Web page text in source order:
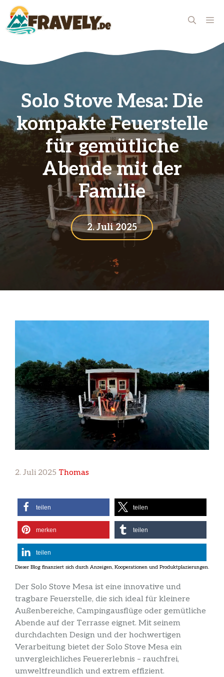
Zum
Inhalt
springen
Solo Stove Mesa: Die
kompakte Feuerstelle
für gemütliche
Abende mit der
Familie
2. Juli 2025
2. Juli 2025 Thomas
teilen teilen
merken teilen
teilen
Der Solo Stove Mesa ist eine innovative und
tragbare Feuerstelle, die sich ideal für kleinere
Außenbereiche, Campingausflüge oder gemütliche
Abende auf der Terrasse eignet. Mit seinem
durchdachten Design und der hochwertigen
Verarbeitung bietet der Solo Stove Mesa ein
unvergleichliches Feuererlebnis – rauchfrei,
umweltfreundlich und extrem effizient.